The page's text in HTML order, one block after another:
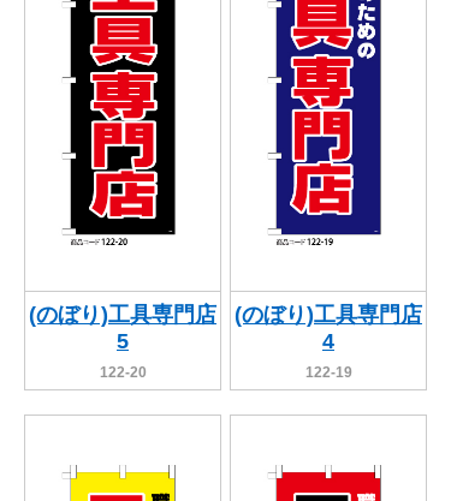
(のぼり)工具専門店
5
122-20
(のぼり)工具専門店
4
122-19